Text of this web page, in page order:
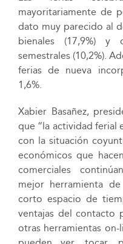
mayoritariamente de
dato muy parecido al
bienales (17,9%)
semestrales (10,2%).
ferias de nueva
1,6%.
Xabier Basañez,
que “la actividad ferial
con la situación
económicos que
comerciales
mejor herramienta
corto espacio de
ventajas del contacto
otras herramientas on-